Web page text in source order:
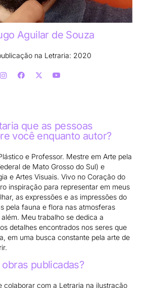
Aguilar de Souza
na Letraria: 2020
que as pessoas
você enquanto autor?
e Professor. Mestre em Arte pela
de Mato Grosso do Sul) e
e Artes Visuais. Vivo no Coração do
inspiração para representar em meus
as expressões e as impressões do
pela fauna e flora nas atmosferas
Meu trabalho se dedica a
detalhes encontrados nos seres que
em uma busca constante pela arte de
publicadas?
colaborar com a Letraria na ilustração